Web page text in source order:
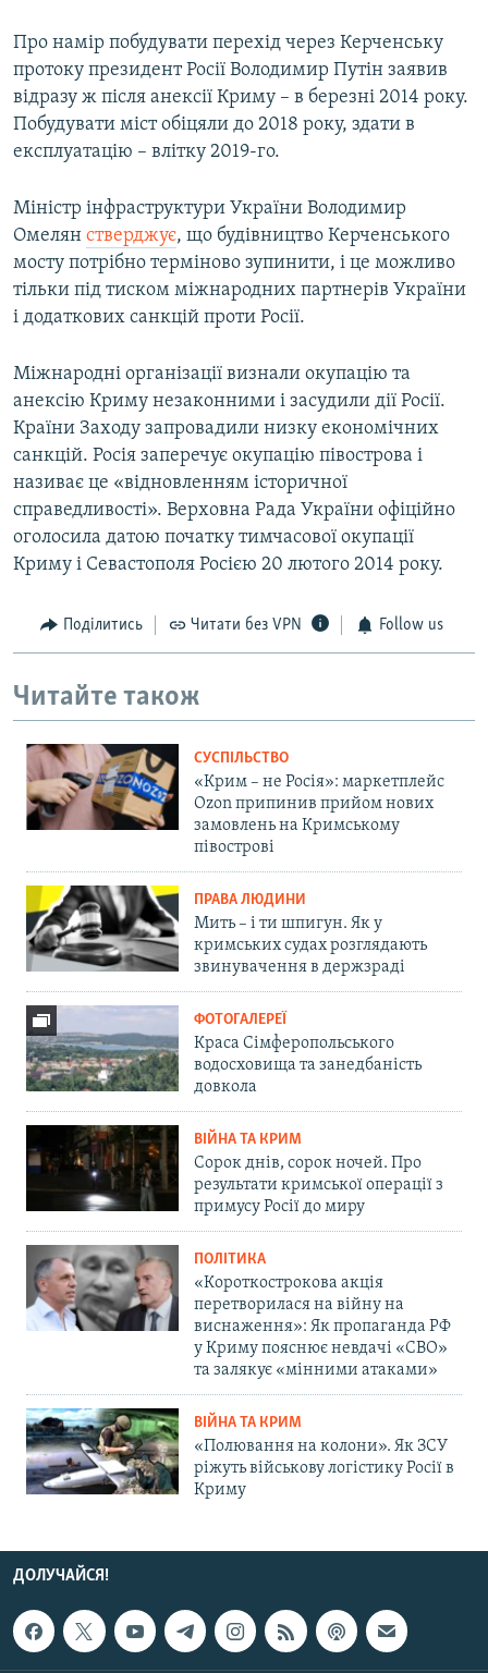
Про намір побудувати перехід через Керченську
протоку президент Росії Володимир Путін заявив
відразу ж після анексії Криму – в березні 2014 року.
Побудувати міст обіцяли до 2018 року, здати в
експлуатацію – влітку 2019-го.
Міністр інфраструктури України Володимир
Омелян стверджує, що будівництво Керченського
мосту потрібно терміново зупинити, і це можливо
тільки під тиском міжнародних партнерів України
і додаткових санкцій проти Росії.
Міжнародні організації визнали окупацію та
анексію Криму незаконними і засудили дії Росії.
Країни Заходу запровадили низку економічних
санкцій. Росія заперечує окупацію півострова і
називає це «відновленням історичної
справедливості». Верховна Рада України офіційно
оголосила датою початку тимчасової окупації
Криму і Севастополя Росією 20 лютого 2014 року.
Поділитись Читати без VPN Follow us
Читайте також
СУСПІЛЬСТВО
«Крим – не Росія»: маркетплейс
Ozon припинив прийом нових
замовлень на Кримському
півострові
ПРАВА ЛЮДИНИ
Мить – і ти шпигун. Як у
кримських судах розглядають
звинувачення в держзраді
ФОТОГАЛЕРЕЇ
Краса Сімферопольського
водосховища та занедбаність
довкола
ВІЙНА ТА КРИМ
Сорок днів, сорок ночей. Про
результати кримської операції з
примусу Росії до миру
ПОЛІТИКА
«Короткострокова акція
перетворилася на війну на
виснаження»: Як пропаганда РФ
у Криму пояснює невдачі «СВО»
та залякує «мінними атаками»
ВІЙНА ТА КРИМ
«Полювання на колони». Як ЗСУ
ріжуть військову логістику Росії в
Криму
ДОЛУЧАЙСЯ!